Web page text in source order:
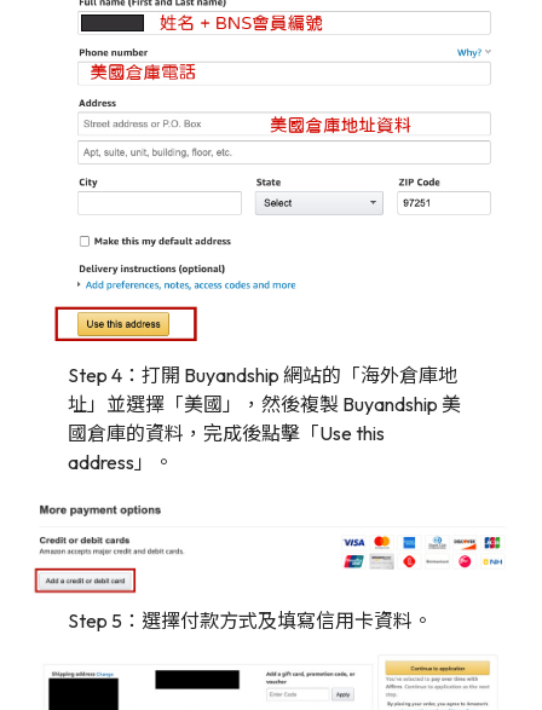
Step 4：打開 Buyandship 網站的「海外倉庫地
址」並選擇「美國」，然後複製 Buyandship 美
國倉庫的資料，完成後點擊「Use this
address」。
Step 5：選擇付款方式及填寫信用卡資料。